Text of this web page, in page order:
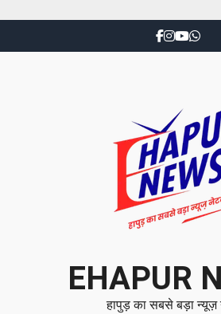
EHAPUR
हापुड़ का सबसे बड़ा न्यूज़